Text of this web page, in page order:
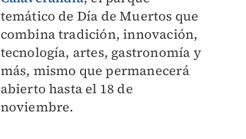
temático de Día de Muertos que
combina tradición, innovación,
tecnología, artes, gastronomía y
más, mismo que permanecerá
abierto hasta el 18 de
noviembre.